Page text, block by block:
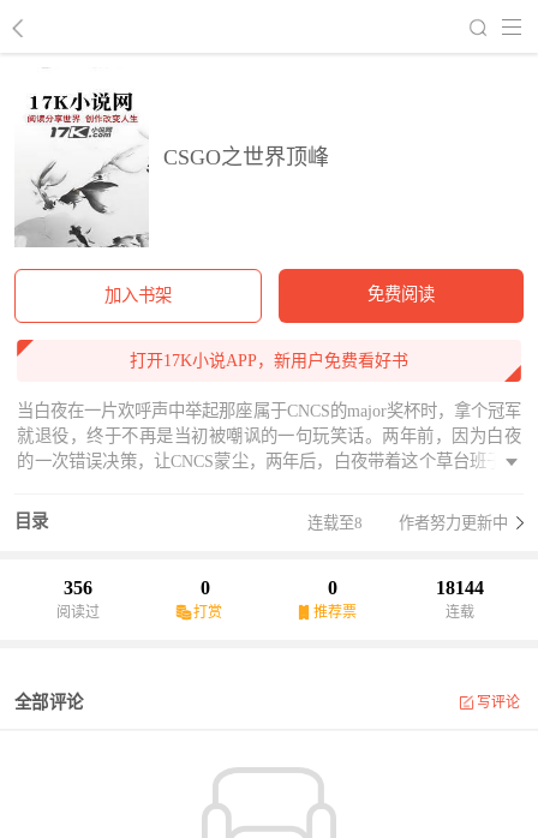
CSGO之世界顶峰
加入书架 免费阅读
打开17K小说APP，新用户免费看好书
当白夜在一片欢呼声中举起那座属于CNCS的major奖杯时，拿个冠军
就退役，终于不再是当初被嘲讽的一句玩笑话。两年前，因为白夜
的一次错误决策，让CNCS蒙尘，两年后，白夜带着这个草台班子网
峰！
目录 连载至8 作者努力更新中
356
阅读过
0
打赏
0
推荐票
18144
连载
全部评论 写评论